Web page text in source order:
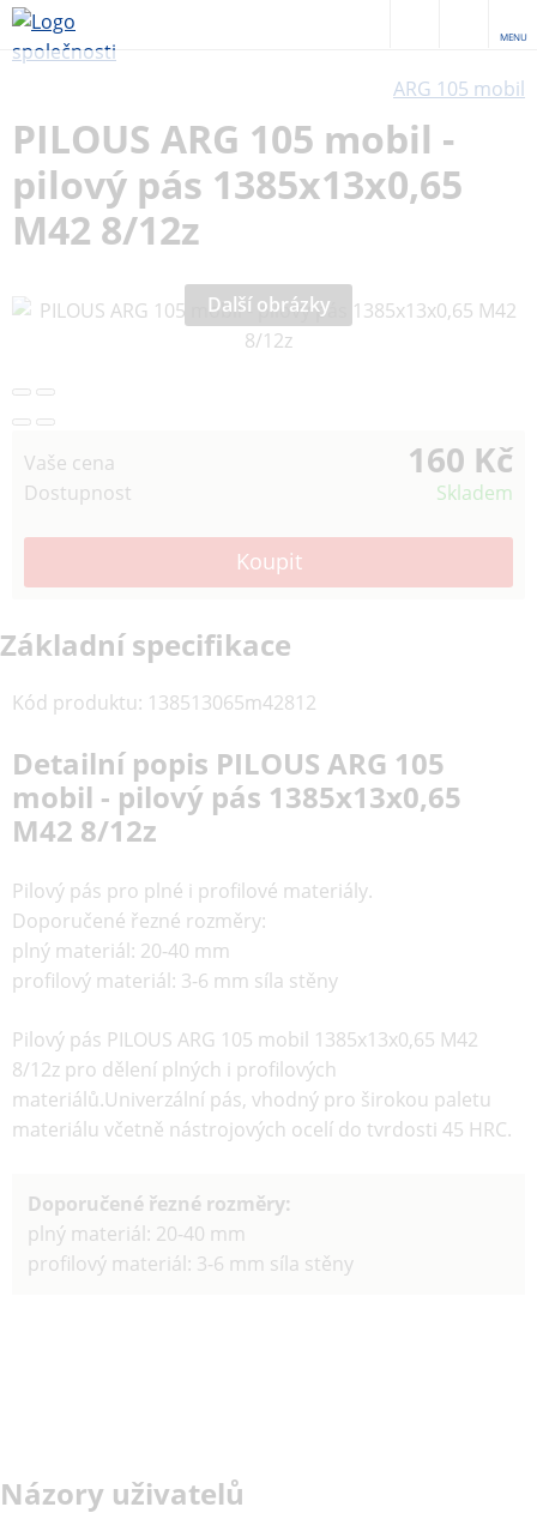
MENU
ARG 105 mobil
PILOUS ARG 105 mobil -
pilový pás 1385x13x0,65
M42 8/12z
Další obrázky
Vaše cena 160 Kč
Dostupnost Skladem
Základní specifikace
Kód produktu: 138513065m42812
Detailní popis PILOUS ARG 105
mobil - pilový pás 1385x13x0,65
M42 8/12z
Pilový pás pro plné i profilové materiály.
Doporučené řezné rozměry:
plný materiál: 20-40 mm
profilový materiál: 3-6 mm síla stěny
Pilový pás PILOUS ARG 105 mobil 1385x13x0,65 M42
8/12z pro dělení plných i profilových
materiálů.Univerzální pás, vhodný pro širokou paletu
materiálu včetně nástrojových ocelí do tvrdosti 45 HRC.
Doporučené řezné rozměry:
plný materiál: 20-40 mm
profilový materiál: 3-6 mm síla stěny
Názory uživatelů